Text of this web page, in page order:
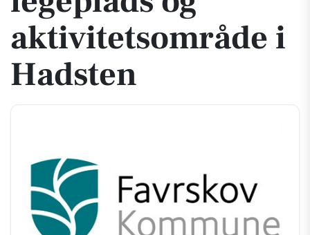
aktivitetsområde i
Hadsten